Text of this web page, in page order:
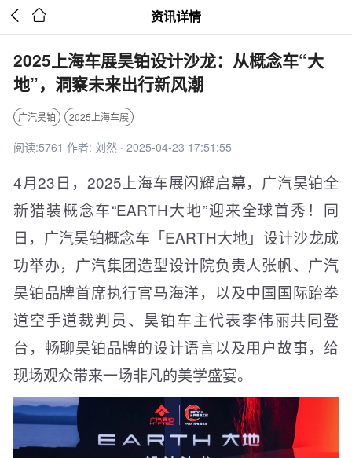
  资讯详情
2025上海车展昊铂设计沙龙：从概念车“大
地”，洞察未来出行新风潮
广汽昊铂 2025上海车展
阅读:5761 作者: 刘然 · 2025-04-23 17:51:55
4月23日，2025上海车展闪耀启幕，广汽昊铂全
新猎装概念车“EARTH大地”迎来全球首秀！同
日，广汽昊铂概念车「EARTH大地」设计沙龙成
功举办，广汽集团造型设计院负责人张帆、广汽
昊铂品牌首席执行官马海洋，以及中国国际跆拳
道空手道裁判员、昊铂车主代表李伟丽共同登
台，畅聊昊铂品牌的设计语言以及用户故事，给
现场观众带来一场非凡的美学盛宴。